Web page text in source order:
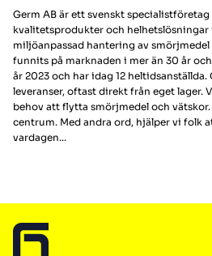
Germ AB är ett svenskt
kvalitetsprodukter och
miljöanpassad hantering av
funnits på marknaden i mer än 30 år
år 2023 och har idag 12 heltidsanställda.
leveranser, oftast direkt från eget lager.
behov att flytta smörjmedel och
centrum. Med andra ord, hjälper vi folk
vardagen...